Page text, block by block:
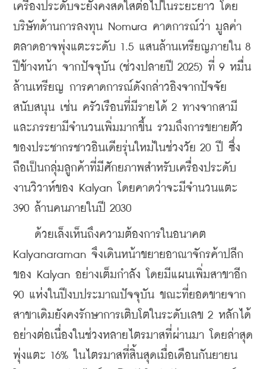
เครื่องประดับจะยังคงสดใสต่อไปในระยะยาว โดย
บริษัทด้านการลงทุน Nomura คาดการณ์ว่า มูลค่า
ตลาดอาจพุ่งแตะระดับ 1.5 แสนล้านเหรียญภายใน 8
ปีข้างหน้า จากปัจจุบัน (ช่วงปลายปี 2025) ที่ 9 หมื่น
ล้านเหรียญ การคาดการณ์ดังกล่าวอิงจากปัจจัย
สนับสนุน เช่น ครัวเรือนที่มีรายได้ 2 ทางจากสามี
และภรรยามีจำนวนเพิ่มมากขึ้น รวมถึงการขยายตัว
ของประชากรชาวอินเดียรุ่นใหม่ในช่วงวัย 20 ปี ซึ่ง
ถือเป็นกลุ่มลูกค้าที่มีศักยภาพสำหรับเครื่องประดับ
งานวิวาห์ของ Kalyan โดยคาดว่าจะมีจำนวนแตะ
390 ล้านคนภายในปี 2030
ด้วยเล็งเห็นถึงความต้องการในอนาคต
Kalyanaraman จึงเดินหน้าขยายอาณาจักรค้าปลีก
ของ Kalyan อย่างเต็มกำลัง โดยมีแผนเพิ่มสาขาอีก
90 แห่งในปีงบประมาณปัจจุบัน ขณะที่ยอดขายจาก
สาขาเดิมยังคงรักษาการเติบโตในระดับเลข 2 หลักได้
อย่างต่อเนื่องในช่วงหลายไตรมาสที่ผ่านมา โดยล่าสุด
พุ่งแตะ 16% ในไตรมาสที่สิ้นสุดเมื่อเดือนกันยายน